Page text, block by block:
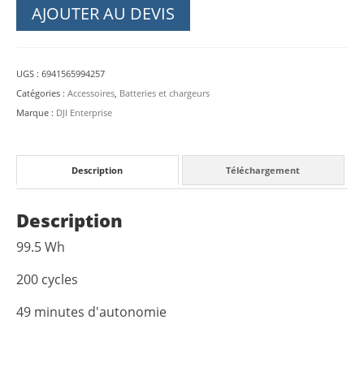
Batterie
intelligente
Matrice
4E
et
AJOUTER AU DEVIS
UGS : 6941565994257
Catégories : Accessoires, Batteries et chargeurs
Marque : DJI Enterprise
Description Téléchargement
Description
99.5 Wh
200 cycles
49 minutes d'autonomie